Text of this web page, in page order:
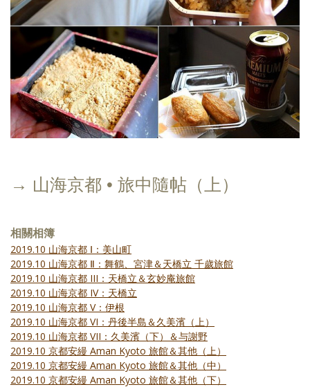
→ 山海京都 • 旅中隨帖（上）
相關相簿
2019.10 山海京都 Ⅰ：美山町
2019.10 山海京都 Ⅱ：舞鶴、宮津＆天橋立 千歲旅館
2019.10 山海京都 III：天橋立＆玄妙庵旅館
2019.10 山海京都 IV：天橋立
2019.10 山海京都 V：伊根
2019.10 山海京都 VI：丹後半島＆久美濱（上）
2019.10 山海京都 VII：久美濱（下）＆与謝野
2019.10 京都安縵 Aman Kyoto 旅館＆其他（上）
2019.10 京都安縵 Aman Kyoto 旅館＆其他（中）
2019.10 京都安縵 Aman Kyoto 旅館＆其他（下）